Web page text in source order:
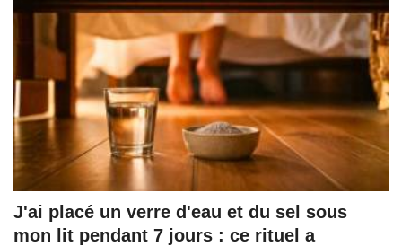
J'ai placé un verre d'eau et du sel sous
mon lit pendant 7 jours : ce rituel a